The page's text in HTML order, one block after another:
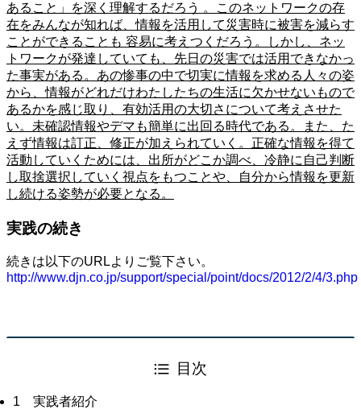
あること」を深く理解するだろう 。このネットワークの存
在をみんなが知れば、情報を活用して災害時に被害を減らす
ことができることも 容易に考えつくだろう。しかし、ネッ
トワークが発達していても、先日の災害では活用できなかっ
た事実がある。あの惨事の中で切実に情報を求める人々の姿
から、情報がどれだけわたしたちの生活に欠かせないもので
あるかを感じ取り、有効活用の大切さについて考えさせた
い。未確認情報やデマも簡単に出回る時代である。また、た
えず情報は訂正、修正が加えられていく。正確な情報を得て
活動していくためには、出所がどこか調べ、冷静に自己判断
し取捨選択していく視点をもつことや、自分から情報を更新
し続ける姿勢が必要となる。
実践の続き
続きは以下のURLよりご覧下さい。
http://www.djn.co.jp/support/special/point/docs/2012/2/4/3.php
目次
1 実践者紹介